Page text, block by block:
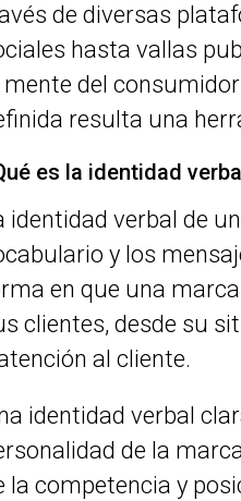
de diversas
hasta vallas
mente del
resulta una
es la identidad
identidad verbal de
y los
en que una
clientes, desde su
al cliente.
identidad verbal
de la
la competencia y